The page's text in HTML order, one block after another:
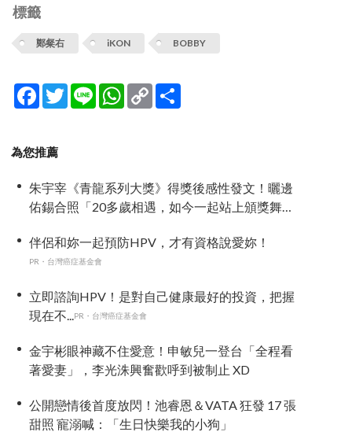
標籤
鄭粲右 iKON BOBBY
Facebook
TwitterLine WhatsApp
Copy
Link
為您推薦
朱宇宰《青龍系列大獎》得獎後感性發文！曬邊
佑錫合照「20多歲相遇，如今一起站上頒獎舞
伴侶和妳一起預防HPV，才有資格說愛妳！
PR・台灣癌症基金會
立即諮詢HPV！是對自己健康最好的投資，把握
現在不...PR・台灣癌症基金會
金宇彬眼神藏不住愛意！申敏兒一登台「全程看
著愛妻」，李光洙興奮歡呼到被制止 XD
公開戀情後首度放閃！池睿恩＆VATA 狂發 17 張
甜照 寵溺喊：「生日快樂我的小狗」